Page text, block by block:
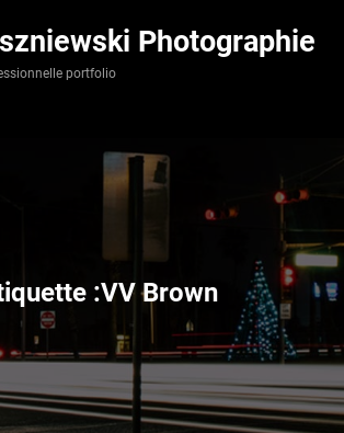
Photographie
portfolio
:VV Brown